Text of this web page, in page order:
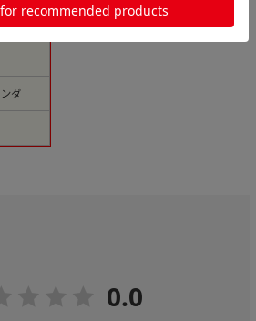
ダ
0.0